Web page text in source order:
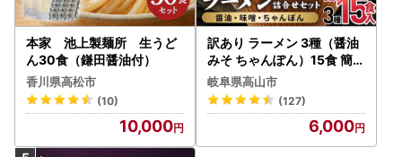
本家 池上製麺所 生うど
ん30食（鎌田醤油付）
香川県高松市
(10)
10,000
訳あり ラーメン 3種（醤油
みそ ちゃんぽん）15食 簡易
包装 訳あり ラーメン JM00
2
岐阜県高山市
(127)
6,000